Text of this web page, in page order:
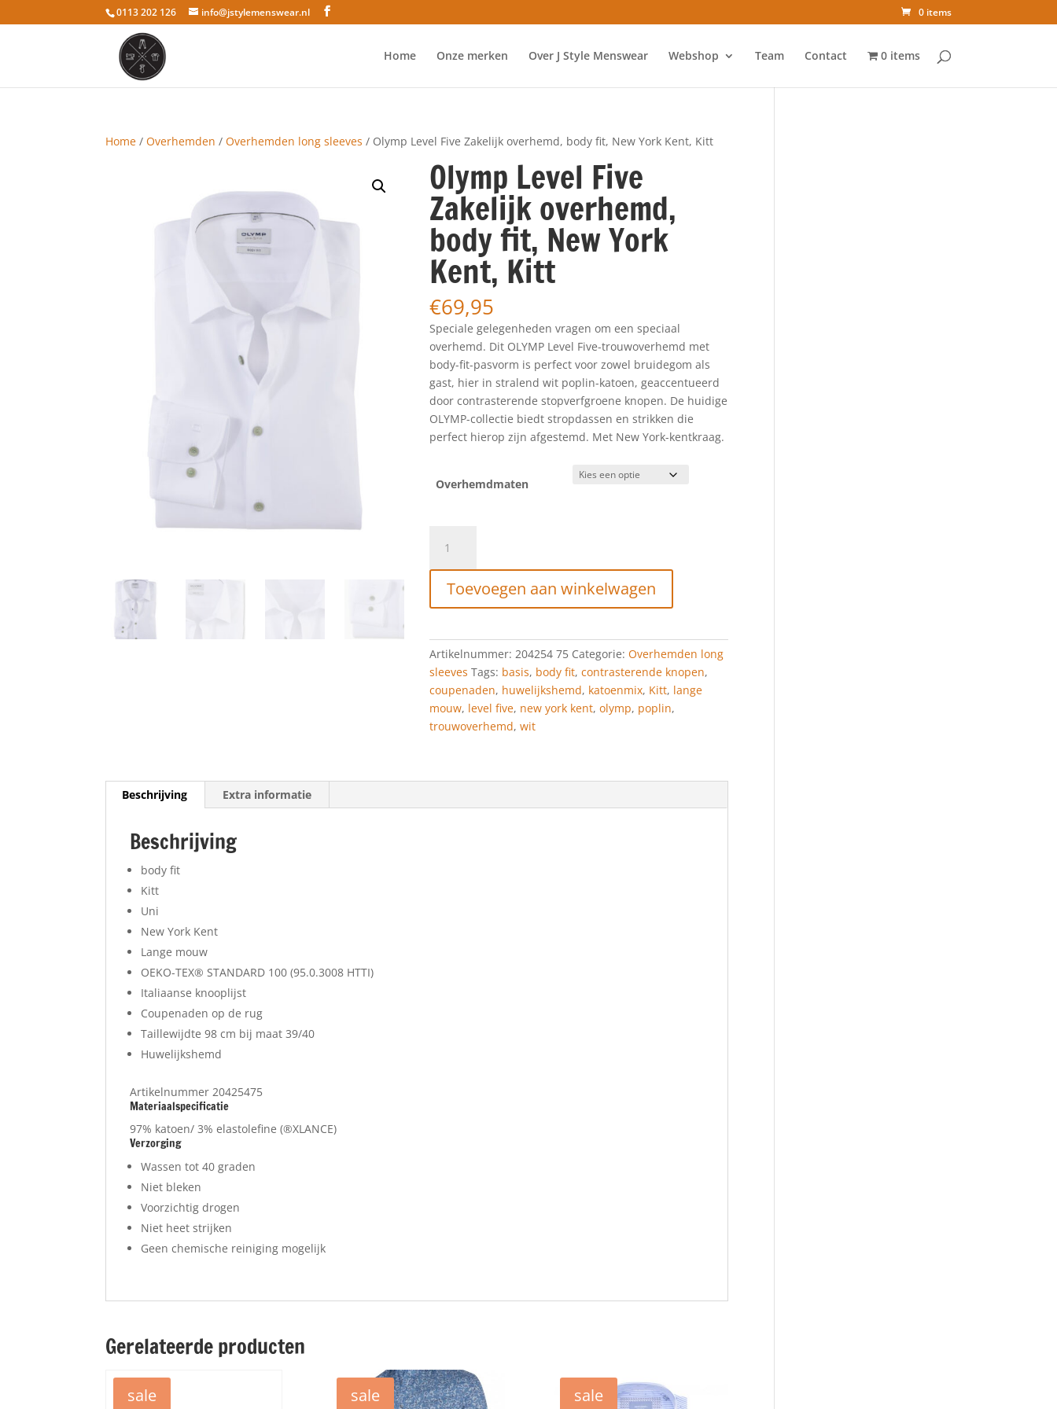
0113 202 126 info@jstylemenswear.nl 0 items
Home Onze merken Over J Style Menswear Webshop Team Contact 0 items
Home /Overhemden /Overhemden long sleeves / Olymp Level Five Zakelijk overhemd, body fit, New York Kent, Kitt
Olymp Level Five
Zakelijk overhemd,
body fit, New York
Kent, Kitt
€69,95
Speciale gelegenheden vragen om een ​​speciaal
overhemd. Dit OLYMP Level Five-trouwoverhemd met
body-fit-pasvorm is perfect voor zowel bruidegom als
gast, hier in stralend wit poplin-katoen, geaccentueerd
door contrasterende stopverfgroene knopen. De huidige
OLYMP-collectie biedt stropdassen en strikken die
perfect hierop zijn afgestemd. Met New York-kentkraag.
Overhemdmaten
Level
Five
Zakelijk
overhemd,
fit,
New
York
Kent,
Kitt
aantal
Toevoegen aan winkelwagen
Artikelnummer:204254 75 Categorie:Overhemden long
sleeves Tags: basis, body fit,contrasterende knopen,
coupenaden, huwelijkshemd, katoenmix, Kitt, lange
mouw, level five, new york kent,olymp, poplin,
trouwoverhemd,wit
Beschrijving Extra informatie
Beschrijving
body fit
Kitt
Uni
New York Kent
Lange mouw
OEKO-TEX® STANDARD 100 (95.0.3008 HTTI)
Italiaanse knooplijst
Coupenaden op de rug
Taillewijdte 98 cm bij maat 39/40
Huwelijkshemd
Artikelnummer 20425475
Materiaalspecificatie
97% katoen/ 3% elastolefine (®XLANCE)
Verzorging
Wassen tot 40 graden
Niet bleken
Voorzichtig drogen
Niet heet strijken
Geen chemische reiniging mogelijk
Gerelateerde producten
sale sale sale